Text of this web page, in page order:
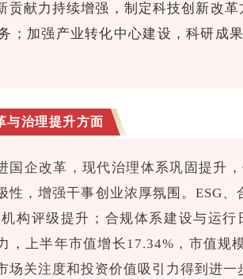
贡献力持续增强，制定科技创新改
；加强产业转化中心建设，科研成
与治理提升方面
国企改革，现代治理体系巩固提升
性，增强干事创业浓厚氛围。ESG
机构评级提升；合规体系建设与运
，上半年市值增长17.34%，市值规
场关注度和投资价值吸引力得到进一